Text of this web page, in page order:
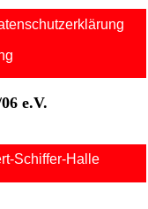
e.V.
Schiffer-Halle